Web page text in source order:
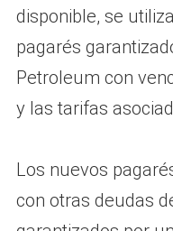
disponible, se
pagarés
Petroleum con
y las tarifas
Los nuevos
con otras deudas